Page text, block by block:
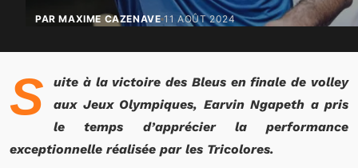
PAR MAXIME CAZENAVE 11 AOÛT 2024
S
uite à la victoire des Bleus en finale de volley
aux Jeux Olympiques, Earvin Ngapeth a pris
le temps d’apprécier la performance
exceptionnelle réalisée par les Tricolores.